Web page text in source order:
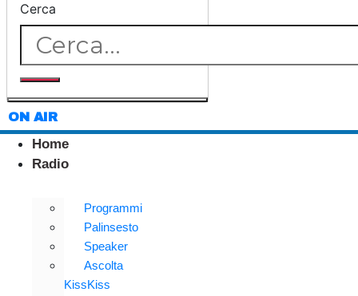
Cerca
ON AIR
Home
Radio
Programmi
Palinsesto
Speaker
Ascolta
KissKiss